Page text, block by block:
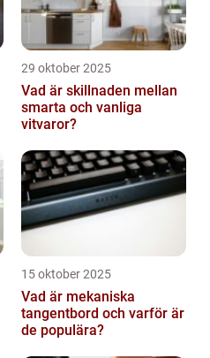
29 oktober 2025
Vad är skillnaden mellan
smarta och vanliga
vitvaror?
15 oktober 2025
Vad är mekaniska
tangentbord och varför är
de populära?